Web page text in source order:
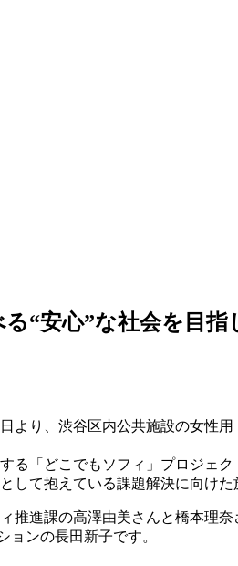
“安心”な社会を目指
より、渋谷区内公共施設の女性
「どこでもソフィ」プロジェ
て抱えている課題解決に向けた
進課の高澤由美さんと橋本理
ンの長田新子です。